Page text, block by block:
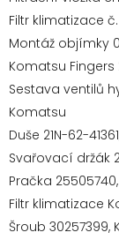
Filtr klimatizace
Montáž objímky
Komatsu Fingers
Sestava ventilů
Komatsu
Duše 21N-62-
Svařovací držák
Pračka
Filtr klimatizace
Šroub 30257399,